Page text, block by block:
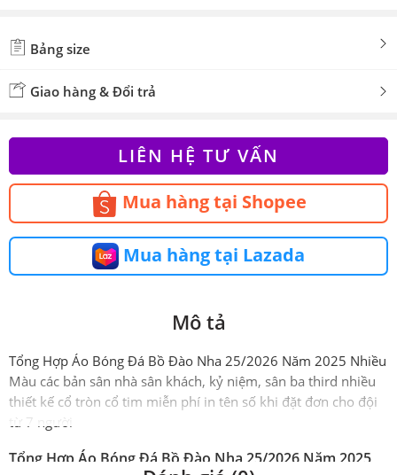
Bảng size
Giao hàng & Đổi trả
LIÊN HỆ TƯ VẤN
Mua hàng tại Shopee
Mua hàng tại Lazada
Mô tả
Tổng Hợp Áo Bóng Đá Bồ Đào Nha 25/2026 Năm 2025 Nhiều
Màu các bản sân nhà sân khách, kỷ niệm, sân ba third nhiều
thiết kế cổ tròn cổ tim miễn phí in tên số khi đặt đơn cho đội
từ 7 người
Tổng Hợp Áo Bóng Đá Bồ Đào Nha 25/2026 Năm 2025